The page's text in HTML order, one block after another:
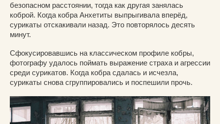
безопасном расстоянии, тогда как другая занялась
коброй. Когда кобра Анхетиты выпрыгивала вперёд,
сурикаты отскакивали назад. Это повторялось десять
минут.
Сфокусировавшись на классическом профиле кобры,
фотографу удалось поймать выражение страха и агрессии
среди сурикатов. Когда кобра сдалась и исчезла,
сурикаты снова сгруппировались и поспешили прочь.